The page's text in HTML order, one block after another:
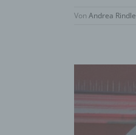
Von Andrea Rindle